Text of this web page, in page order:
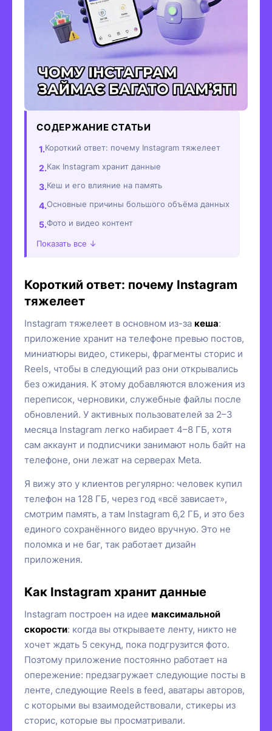
СОДЕРЖАНИЕ СТАТЬИ
Короткий ответ: почему Instagram тяжелеет
Как Instagram хранит данные
Кеш и его влияние на память
Основные причины большого объёма данных
Фото и видео контент
Показать все ↓
Короткий ответ: почему Instagram
тяжелеет
Instagram тяжелеет в основном из-за кеша:
приложение хранит на телефоне превью постов,
миниатюры видео, стикеры, фрагменты сторис и
Reels, чтобы в следующий раз они открывались
без ожидания. К этому добавляются вложения из
переписок, черновики, служебные файлы после
обновлений. У активных пользователей за 2–3
месяца Instagram легко набирает 4–8 ГБ, хотя
сам аккаунт и подписчики занимают ноль байт на
телефоне, они лежат на серверах Meta.
Я вижу это у клиентов регулярно: человек купил
телефон на 128 ГБ, через год «всё зависает»,
смотрим память, а там Instagram 6,2 ГБ, и это без
единого сохранённого видео вручную. Это не
поломка и не баг, так работает дизайн
приложения.
Как Instagram хранит данные
Instagram построен на идее максимальной
скорости: когда вы открываете ленту, никто не
хочет ждать 5 секунд, пока подгрузится фото.
Поэтому приложение постоянно работает на
опережение: предзагружает следующие посты в
ленте, следующие Reels в feed, аватары авторов,
с которыми вы взаимодействовали, стикеры из
сторис, которые вы просматривали.